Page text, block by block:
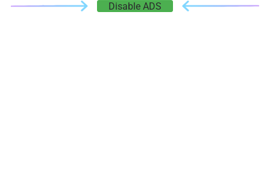
Disable ADS